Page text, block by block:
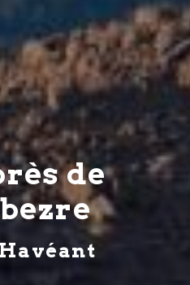
de